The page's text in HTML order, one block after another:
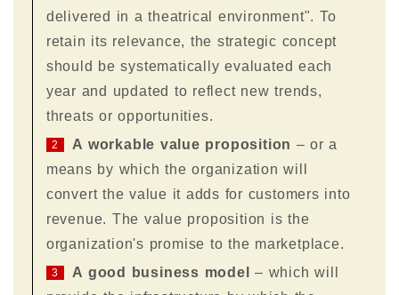
delivered in a theatrical environment". To
retain its relevance, the strategic concept
should be systematically evaluated each
year and updated to reflect new trends,
threats or opportunities.
2 A workable value proposition – or a
means by which the organization will
convert the value it adds for customers into
revenue. The value proposition is the
organization's promise to the marketplace.
3 A good business model
– which will